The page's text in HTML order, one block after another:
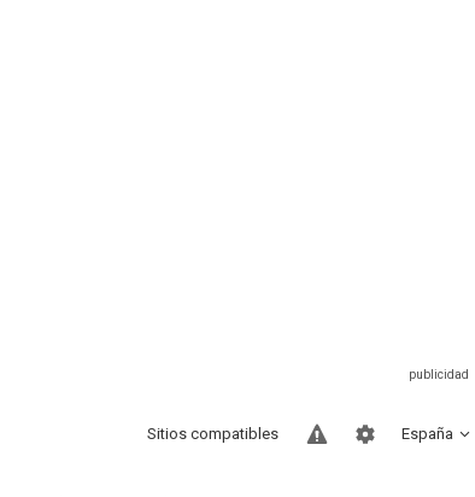
España
Sitios compatibles